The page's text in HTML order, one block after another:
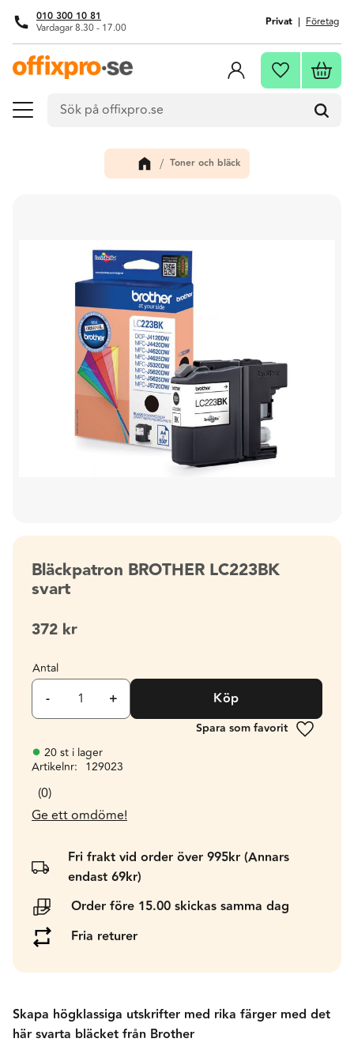
Meny
010 300 10 81
Vardagar 8.30 - 17.00 Privat Företag
Favoriter
Toner och bläck
Bläckpatron BROTHER LC223BK
svart
372 kr
Antal
+
- Köp
Lägg till
20 st i lager
Artikelnr
129023
0
Ge ett omdöme!
Fri frakt vid order över 995kr (Annars
endast 69kr)
Order före 15.00 skickas samma dag
Fria returer
Skapa högklassiga utskrifter med rika färger med det
här svarta bläcket från Brother